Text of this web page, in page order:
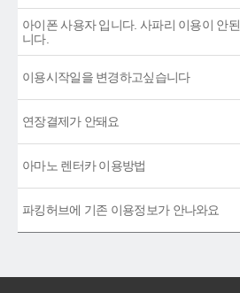
아이폰 사용자 입니다. 사파리 이용이 안
니다.
이용시작일을 변경하고싶습니다
연장결제가 안돼요
아마노 렌터카 이용방법
파킹허브에 기존 이용정보가 안나와요